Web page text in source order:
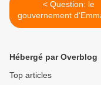
< Question: le
gouvernement
Macron est-il de
Hébergé par Overblog
Top articles